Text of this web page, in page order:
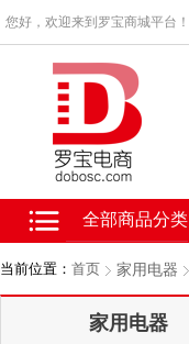
您好，欢迎来到罗宝商城平台！
全部商品分类
当前位置： 首页 家用电器
家用电器